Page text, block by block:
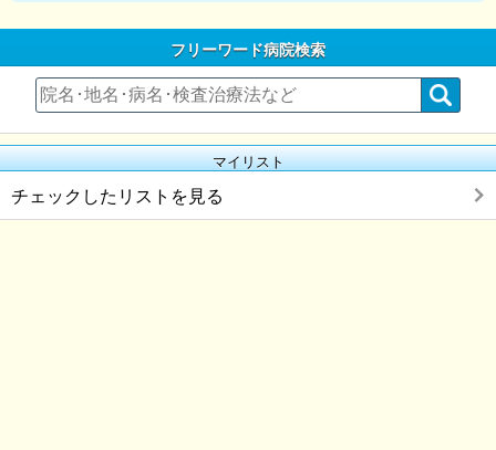
フリーワード病院検索
マイリスト
チェックしたリストを見る